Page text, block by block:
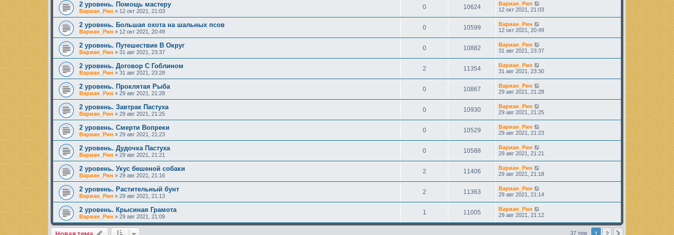
2 уровень. Помощь мастеру
Вариан_Рин » 12 окт 2021, 21:03
0 10624
Вариан_Рин
12 окт 2021, 21:03
2 уровень. Большая охота на шальных псов
Вариан_Рин » 12 окт 2021, 20:49
0 10599
Вариан_Рин
12 окт 2021, 20:49
2 уровень. Путешествие В Округ
Вариан_Рин » 31 авг 2021, 23:37
0 10882
Вариан_Рин
31 авг 2021, 23:37
2 уровень. Договор С Гоблином
Вариан_Рин » 31 авг 2021, 23:28
2 11354
Вариан_Рин
31 авг 2021, 23:30
2 уровень. Проклятая Рыба
Вариан_Рин » 29 авг 2021, 21:28
0 10867
Вариан_Рин
29 авг 2021, 21:28
2 уровень. Завтрак Пастуха
Вариан_Рин » 29 авг 2021, 21:25
0 10930
Вариан_Рин
29 авг 2021, 21:25
2 уровень. Смeрти Вопрeки
Вариан_Рин » 29 авг 2021, 21:23
0 10529
Вариан_Рин
29 авг 2021, 21:23
2 уровень. Дудочка Пастуха
Вариан_Рин » 29 авг 2021, 21:21
0 10588
Вариан_Рин
29 авг 2021, 21:21
2 уровень. Укус бешеной собаки
Вариан_Рин » 29 авг 2021, 21:16
2 11406
Вариан_Рин
29 авг 2021, 21:18
2 уровень. Растительный бунт
Вариан_Рин » 29 авг 2021, 21:13
2 11363
Вариан_Рин
29 авг 2021, 21:14
2 уровень. Крысиная Грамота
Вариан_Рин » 29 авг 2021, 21:09
1 11005
Вариан_Рин
29 авг 2021, 21:12
37 тем